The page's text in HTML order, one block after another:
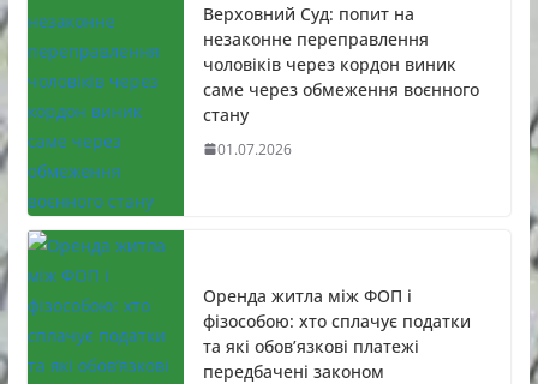
Верховний Суд: попит на
незаконне переправлення
чоловіків через кордон виник
саме через обмеження воєнного
стану
01.07.2026
Оренда житла між ФОП і
фізособою: хто сплачує податки
та які обов’язкові платежі
передбачені законом